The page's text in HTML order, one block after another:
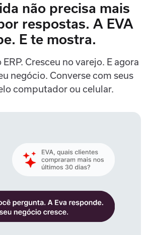
não precisa mais
respostas. A EVA
E te mostra.
ERP. Cresceu no varejo. E agora
negócio. Converse com seus
computador ou celular.